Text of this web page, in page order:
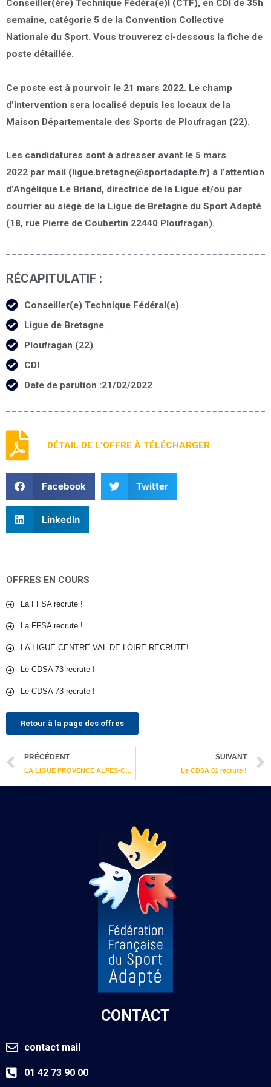
Conseiller(ère) Technique Fédéra(e)l (CTF), en CDI de 35h
semaine, catégorie 5 de la Convention Collective
Nationale du Sport. Vous trouverez ci-dessous la fiche de
poste détaillée.
Ce poste est à pourvoir le 21 mars 2022. Le champ
d’intervention sera localisé depuis les locaux de la
Maison Départementale des Sports de Ploufragan (22).
Les candidatures sont à adresser avant le 5 mars
2022 par mail (ligue.bretagne@sportadapte.fr) à l’attention
d’Angélique Le Briand, directrice de la Ligue et/ou par
courrier au siège de la Ligue de Bretagne du Sport Adapté
(18, rue Pierre de Coubertin 22440 Ploufragan).
RÉCAPITULATIF :
Conseiller(e) Technique Fédéral(e)
Ligue de Bretagne
Ploufragan (22)
CDI
Date de parution :21/02/2022
DÉTAIL DE L'OFFRE À TÉLÉCHARGER
Facebook Twitter
LinkedIn
OFFRES EN COURS
La FFSA recrute !
La FFSA recrute !
LA LIGUE CENTRE VAL DE LOIRE RECRUTE!
Le CDSA 73 recrute !
Le CDSA 73 recrute !
Retour à la page des offres
Précédent
PRÉCÉDENT
LA LIGUE PROVENCE ALPES-CÔTE D’AZUR RECRUTE !
SUIVANT
Le CDSA 01 recrute !
CONTACT
contact mail
01 42 73 90 00